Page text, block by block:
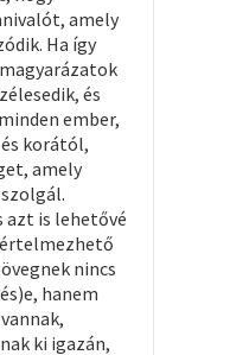
amely
Ha így
és
ember,
korától,
amely
azt is lehetővé
értelmezhető
nincs
hanem
ki igazán,